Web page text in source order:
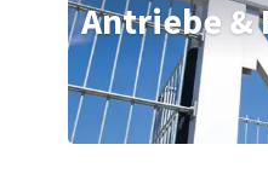
Antriebe &